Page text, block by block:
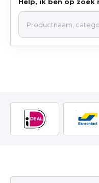
Help, ik ben op zoek